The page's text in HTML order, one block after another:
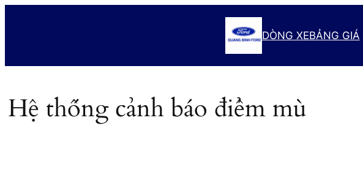
DÒNG XEBẢNG GIÁ
Hệ thống cảnh báo điểm mù